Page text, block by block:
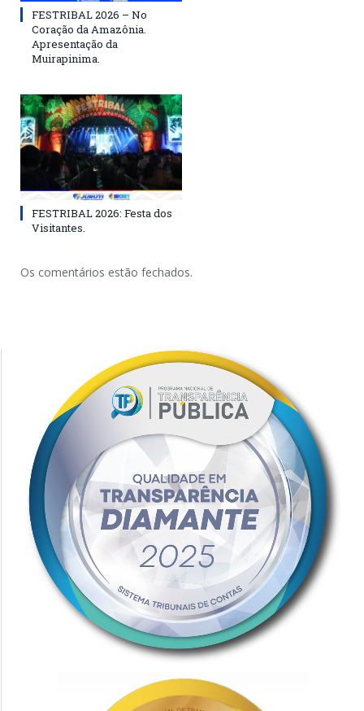
FESTRIBAL 2026 – No
Coração da Amazônia.
Apresentação da
Muirapinima.
FESTRIBAL 2026: Festa dos
Visitantes.
Os comentários estão fechados.